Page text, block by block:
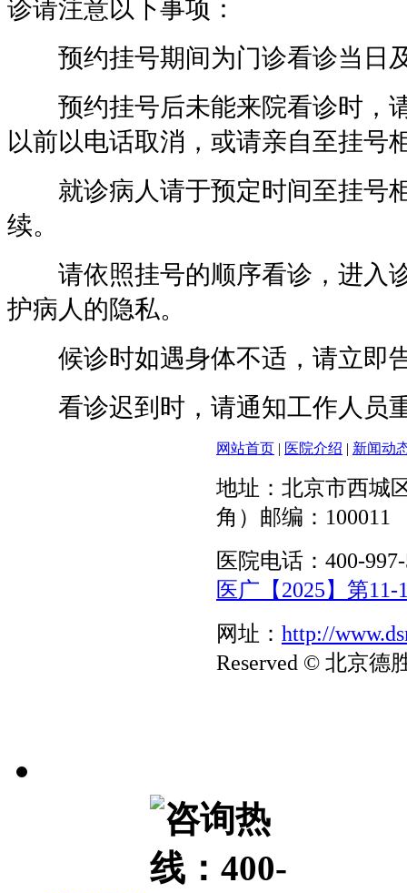
诊请注意以下事项：
预约挂号期间为门诊看诊当日
预约挂号后未能来院看诊时，
以前以电话取消，或请亲自至挂号
就诊病人请于预定时间至挂号
续。
请依照挂号的顺序看诊，进入
护病人的隐私。
候诊时如遇身体不适，请立即
看诊迟到时，请通知工作人员
网站首页 | 医院介绍 | 新闻动
地址：北京市西城
角）邮编：100011
医院电话：400-
医广【2025】第11-
网址： http://
Reserved © 北京德